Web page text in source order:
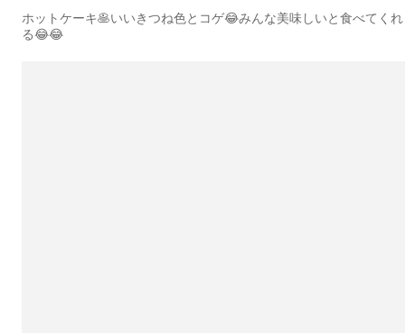
ホットケーキ🥞いいきつね色とコゲ😂みんな美味しいと食べてくれ
る😂😂